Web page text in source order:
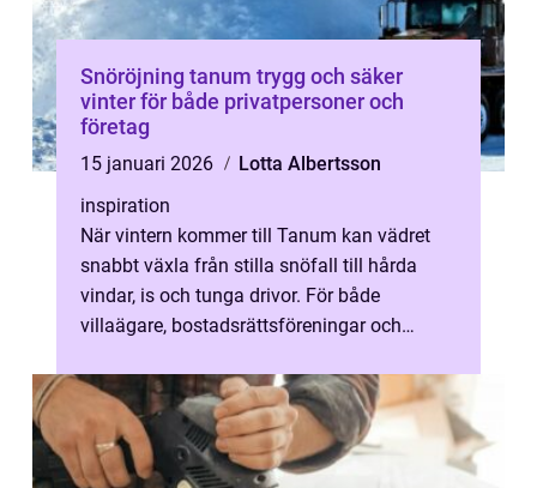
Snöröjning tanum trygg och säker
vinter för både privatpersoner och
företag
15 januari 2026
Lotta Albertsson
inspiration
När vintern kommer till Tanum kan vädret
snabbt växla från stilla snöfall till hårda
vindar, is och tunga drivor. För både
villaägare, bostadsrättsföreningar och